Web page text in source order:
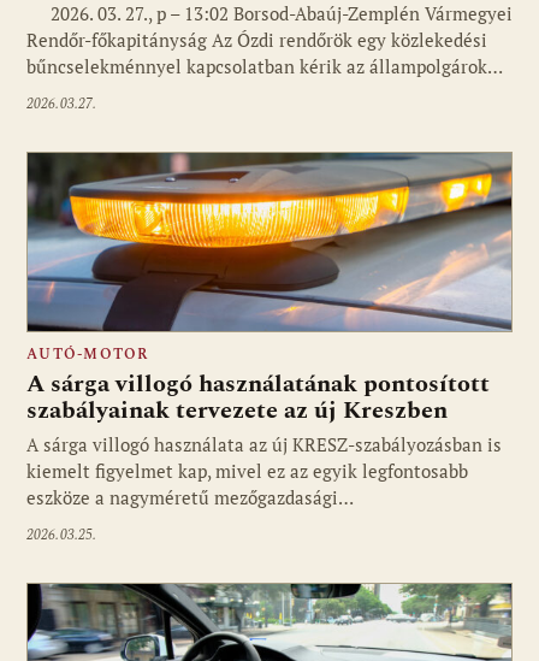
2026. 03. 27., p – 13:02 Borsod-Abaúj-Zemplén Vármegyei
Rendőr-főkapitányság Az Ózdi rendőrök egy közlekedési
bűncselekménnyel kapcsolatban kérik az állampolgárok…
2026.03.27.
AUTÓ-MOTOR
A sárga villogó használatának pontosított
szabályainak tervezete az új Kreszben
A sárga villogó használata az új KRESZ-szabályozásban is
kiemelt figyelmet kap, mivel ez az egyik legfontosabb
eszköze a nagyméretű mezőgazdasági…
2026.03.25.